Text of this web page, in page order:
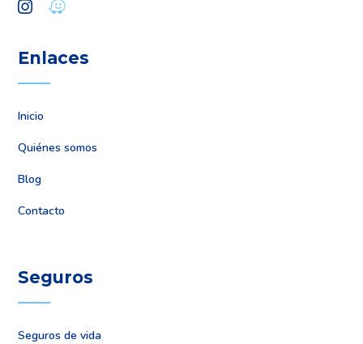
Enlaces
Inicio
Quiénes somos
Blog
Contacto
Seguros
Seguros de vida